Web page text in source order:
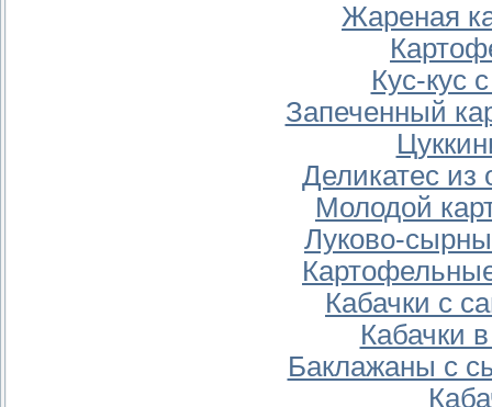
Жареная
Кус-кус
Запеченный
Деликатес из
Молодой
Луково-
Кабачки с
Кабачки
Баклажаны с